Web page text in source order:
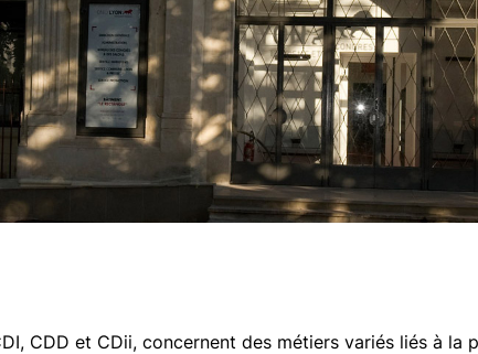
CDD et CDii, concernent des métiers variés liés à la